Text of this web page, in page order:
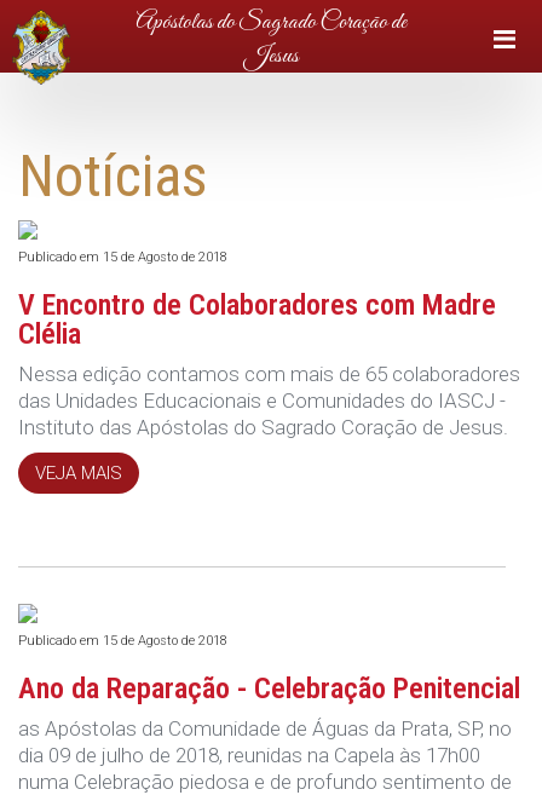
Apóstolas do Sagrado Coração de
Jesus
Notícias
Publicado em 15 de Agosto de 2018
V Encontro de Colaboradores com Madre
Clélia
Nessa edição contamos com mais de 65 colaboradores
das Unidades Educacionais e Comunidades do IASCJ -
Instituto das Apóstolas do Sagrado Coração de Jesus.
VEJA MAIS
Publicado em 15 de Agosto de 2018
Ano da Reparação - Celebração Penitencial
as Apóstolas da Comunidade de Águas da Prata, SP, no
dia 09 de julho de 2018, reunidas na Capela às 17h00
numa Celebração piedosa e de profundo sentimento de